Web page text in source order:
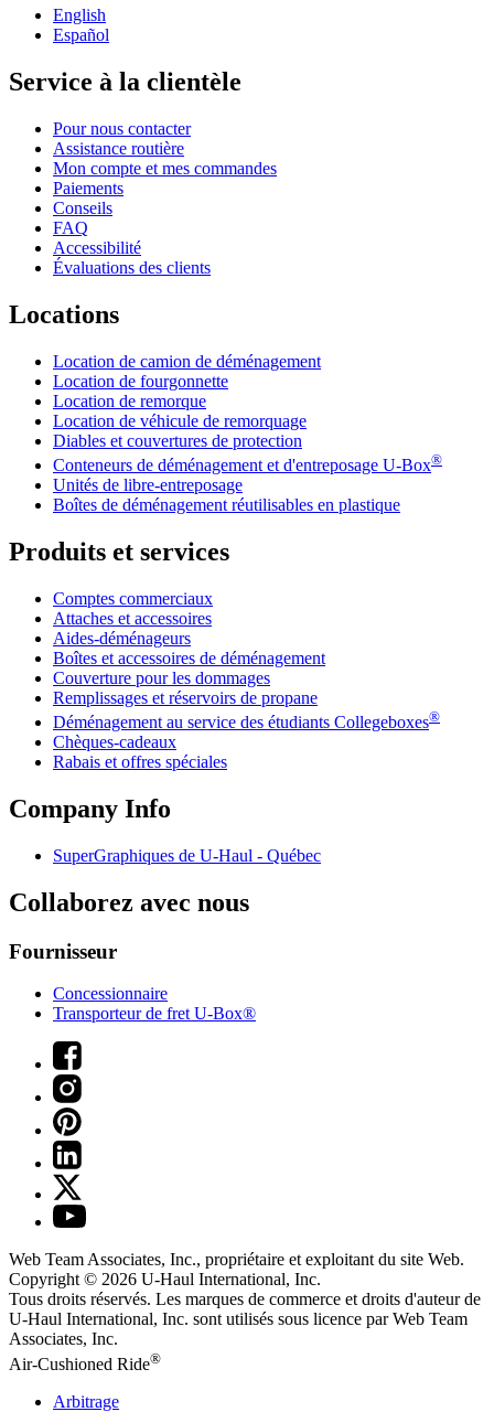
English
Español
Service à la clientèle
Pour nous contacter
Assistance routière
Mon compte et mes commandes
Paiements
Conseils
FAQ
Accessibilité
Évaluations des clients
Locations
Location de camion de déménagement
Location de fourgonnette
Location de remorque
Location de véhicule de remorquage
Diables et couvertures de protection
Conteneurs de déménagement et d'entreposage U-Box®
Unités de libre-entreposage
Boîtes de déménagement réutilisables en plastique
Produits et services
Comptes commerciaux
Attaches et accessoires
Aides-déménageurs
Boîtes et accessoires de déménagement
Couverture pour les dommages
Remplissages et réservoirs de propane
Déménagement au service des étudiants Collegeboxes®
Chèques-cadeaux
Rabais et offres spéciales
Company Info
SuperGraphiques de U-Haul - Québec
Collaborez avec nous
Fournisseur
Concessionnaire
Transporteur de fret U-Box®
Web Team Associates, Inc., propriétaire et exploitant du site Web.
Copyright © 2026 U-Haul International, Inc.
Tous droits réservés. Les marques de commerce et droits d'auteur de
U-Haul International, Inc. sont utilisés sous licence par Web Team
Associates, Inc.
Air-Cushioned Ride®
Arbitrage